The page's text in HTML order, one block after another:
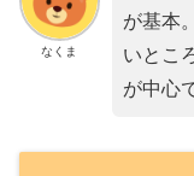
なくま
が基本
いとこ
が中心